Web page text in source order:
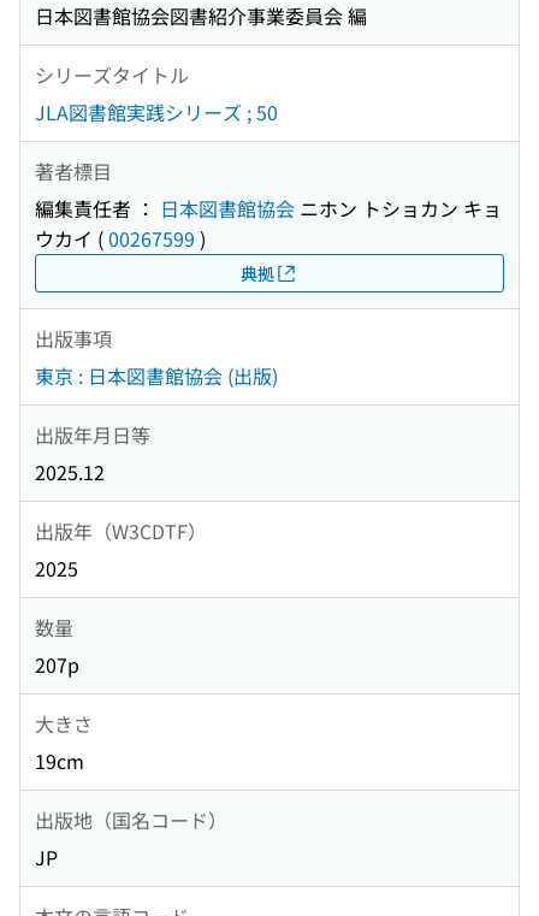
日本図書館協会図書紹介事業委員会 編
シリーズタイトル
JLA図書館実践シリーズ ; 50
著者標目
編集責任者 ： 日本図書館協会 ニホン トショカン キョ
ウカイ (00267599 )
典拠
出版事項
東京 : 日本図書館協会 (出版)
出版年月日等
2025.12
出版年（W3CDTF）
2025
数量
207p
大きさ
19cm
出版地（国名コード）
JP